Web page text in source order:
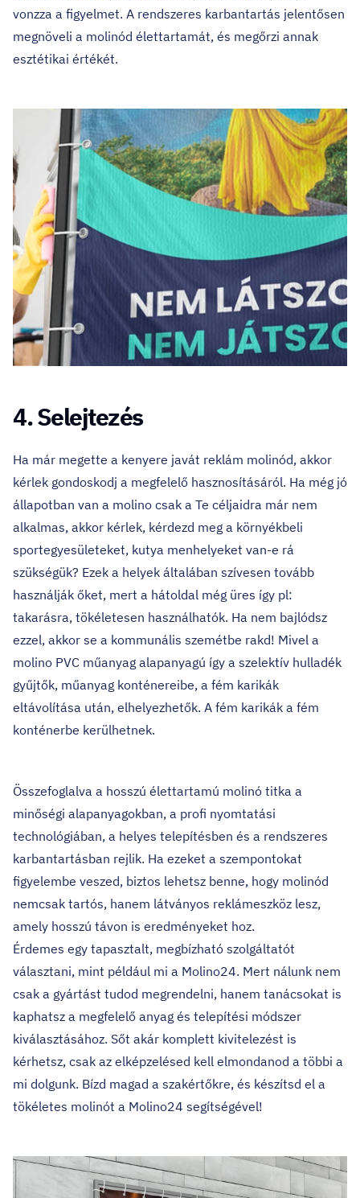
vonzza a figyelmet. A rendszeres karbantartás jelentősen
megnöveli a molinód élettartamát, és megőrzi annak
esztétikai értékét.
4. Selejtezés
Ha már megette a kenyere javát reklám molinód, akkor
kérlek gondoskodj a megfelelő hasznosításáról. Ha még jó
állapotban van a molino csak a Te céljaidra már nem
alkalmas, akkor kérlek, kérdezd meg a környékbeli
sportegyesületeket, kutya menhelyeket van-e rá
szükségük? Ezek a helyek általában szívesen tovább
használják őket, mert a hátoldal még üres így pl:
takarásra, tökéletesen használhatók. Ha nem bajlódsz
ezzel, akkor se a kommunális szemétbe rakd! Mivel a
molino PVC műanyag alapanyagú így a szelektív hulladék
gyűjtők, műanyag konténereibe, a fém karikák
eltávolítása után, elhelyezhetők. A fém karikák a fém
konténerbe kerülhetnek.
Összefoglalva a hosszú élettartamú molinó titka a
minőségi alapanyagokban, a profi nyomtatási
technológiában, a helyes telepítésben és a rendszeres
karbantartásban rejlik. Ha ezeket a szempontokat
figyelembe veszed, biztos lehetsz benne, hogy molinód
nemcsak tartós, hanem látványos reklámeszköz lesz,
amely hosszú távon is eredményeket hoz.
Érdemes egy tapasztalt, megbízható szolgáltatót
választani, mint például mi a Molino24. Mert nálunk nem
csak a gyártást tudod megrendelni, hanem tanácsokat is
kaphatsz a megfelelő anyag és telepítési módszer
kiválasztásához. Sőt akár komplett kivitelezést is
kérhetsz, csak az elképzelésed kell elmondanod a többi a
mi dolgunk. Bízd magad a szakértőkre, és készítsd el a
tökéletes molinót a Molino24 segítségével!